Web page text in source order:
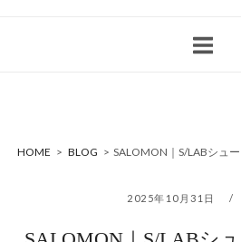
HOME > BLOG > SALOMON｜S/LABシュ
2025年10月31日